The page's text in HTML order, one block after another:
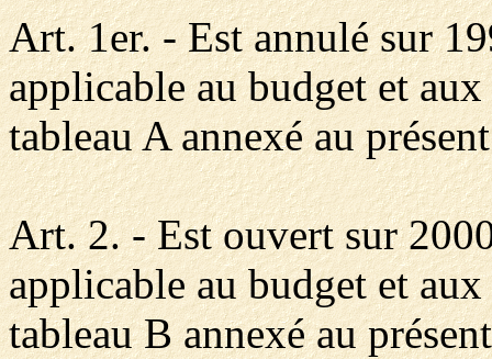
Art. 1er. - Est annulé sur
applicable au budget et
tableau A annexé au
Art. 2. - Est ouvert sur
applicable au budget et
tableau B annexé au